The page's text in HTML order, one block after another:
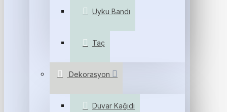
Uyku Bandı
Taç
Dekorasyon
Duvar Kağıdı